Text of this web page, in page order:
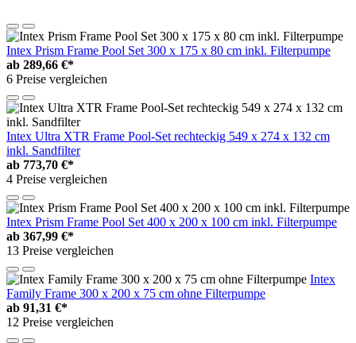
Intex Prism Frame Pool Set 300 x 175 x 80 cm inkl. Filterpumpe
ab 289,66 €*
6 Preise vergleichen
Intex Ultra XTR Frame Pool-Set rechteckig 549 x 274 x 132 cm
inkl. Sandfilter
ab 773,70 €*
4 Preise vergleichen
Intex Prism Frame Pool Set 400 x 200 x 100 cm inkl. Filterpumpe
ab 367,99 €*
13 Preise vergleichen
Intex
Family Frame 300 x 200 x 75 cm ohne Filterpumpe
ab 91,31 €*
12 Preise vergleichen